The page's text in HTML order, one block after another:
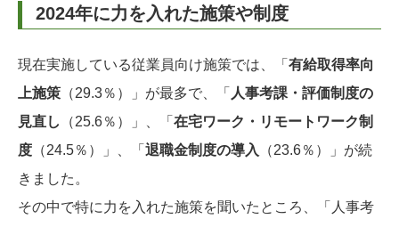
2024年に力を入れた施策や制度
現在実施している従業員向け施策では、「 有給取得率向
上施策 （29.3％）」が最多で、「 人事考課・評価制度の
見直し
（25.6％）」、「 在宅ワーク・リモートワーク制
度 （24.5％）」、「 退職金制度の導入 （23.6％）」が続
きました。
その中で特に力を入れた施策を聞いたところ、「人事考